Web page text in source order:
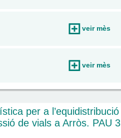
veir mès
veir mès
per a l’equidistribució
de vials a Arròs. PAU 3